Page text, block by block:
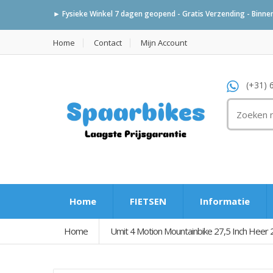
► Fysieke Winkel 7 dagen geopend - Gratis Verzending -
Home Contact Mijn Account
(+31)
Home FIETSEN Informatie
Home Umit 4 Motion Mountainbike 27,5 Inch Heer